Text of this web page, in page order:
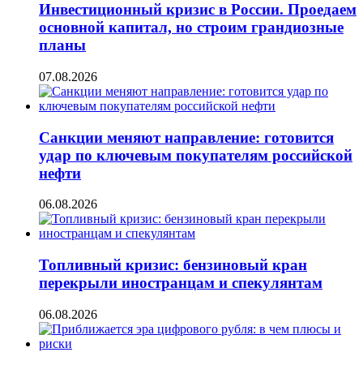
Инвестиционный кризис в России. Проедаем
основной капитал, но строим грандиозные
планы
07.08.2026
Санкции меняют направление: готовится
удар по ключевым покупателям российской
нефти
06.08.2026
Топливный кризис: бензиновый кран
перекрыли иностранцам и спекулянтам
06.08.2026